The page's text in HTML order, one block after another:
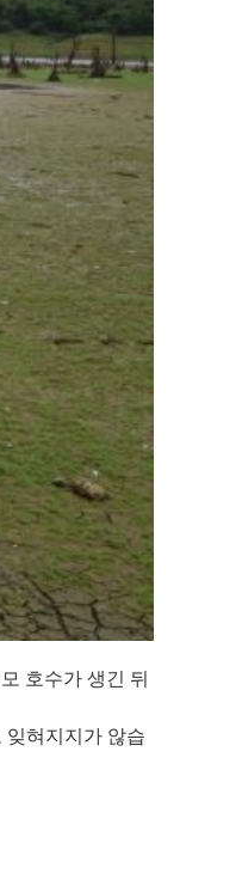
호수가 생긴 뒤
잊혀지지가 않습